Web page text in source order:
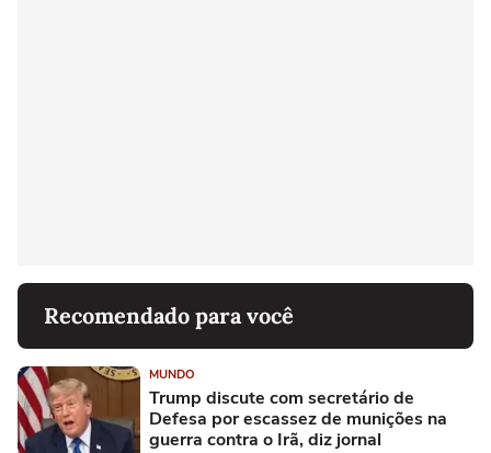
Recomendado para você
MUNDO
Trump discute com secretário de
Defesa por escassez de munições na
guerra contra o Irã, diz jornal